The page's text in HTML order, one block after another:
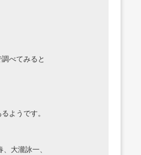
べてみると
ようです。
大瀧詠一、